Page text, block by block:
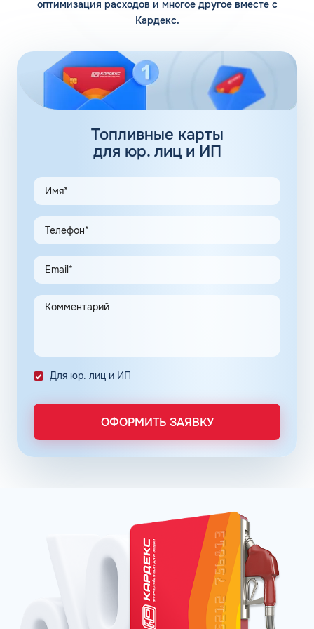
Помимо 12 собственных заправочных станций, у
обеспечивают дополнительные 100 АЗС. Сеть
заправочных станций локализуется сразу в нескольких
регионах, планируется выход на федеральный уровень.
Топливные карты Флеш:
заправки
АЗС Флеш в Макарове Сахалинской области предлагает
удобные схемы работы для коммерческих клиентов.
Доступны топливные карты Флеш для юридических лиц.
Экономия и качество сервиса, предоставляемого для
клиентов в рамках данной программы, привлекают
предпринимателей. Заправочные карты для ИП
значительно упрощают выполнение задач в области
транспортной логистики.
Автоматизация процессов транспортной логистики
помогает упростить работу сотрудников, сократить
количество поставленных задач и трудозатрат на их
Снизить расходы на топливо помогает контроль
расходов, который осуществляется в упрощенном
Систематизация и сбор информации в одном месте о
расходах водителей на заправках поможет выявить
недобросовестных сотрудников. Использование средств
компании в собственных интересах легко выявить, если
компании требуют экономии и тщательного контроля
Можно использовать топливные карты для оптовых
закупок топлива. Достаточно приобрести необходимое
количество литров качественного топлива на баланс
карты, чтобы воспользоваться ими в течение года, когда
это потребуется. Бизнес-процессы с топливными
оптимизация расходов и многое другое вместе с
Кардекс.
Топливные карты
для юр. лиц и ИП
Для юр. лиц и ИП
ОФОРМИТЬ ЗАЯВКУ